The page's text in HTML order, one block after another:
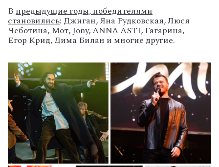
Впредыдущие годы, победителями
становились: Джиган, Яна Рудковская, Люся
Чеботина, Мот, Jony, ANNA ASTI, Гагарина,
Егор Крид, Дима Билан и многие другие.